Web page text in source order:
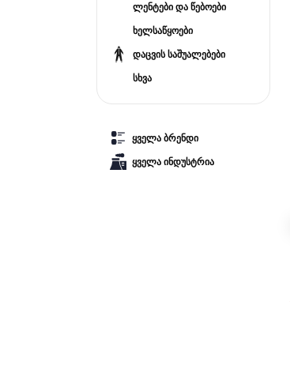
ლენტები და წებოები
ხელსაწყოები
დაცვის საშუალებები
სხვა
ყველა ბრენდი
ყველა ინდუსტრია